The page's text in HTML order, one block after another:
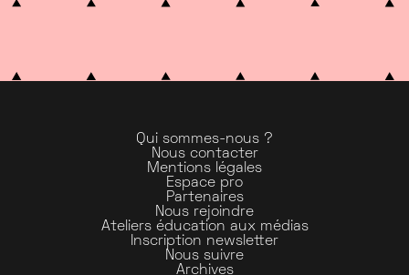
Qui sommes-nous ?
Nous contacter
Mentions légales
Espace pro
Partenaires
Nous rejoindre
Ateliers éducation aux médias
Inscription newsletter
Nous suivre
Archives